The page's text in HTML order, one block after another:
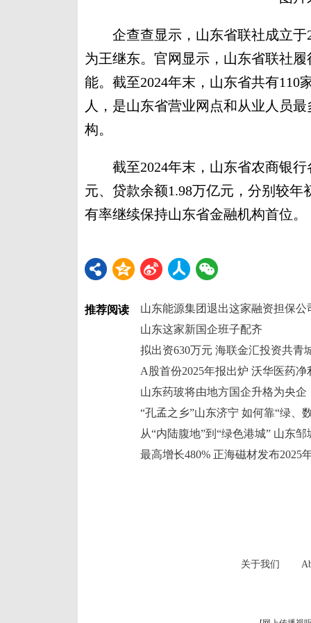
企查查显示，山东省联社成立于
为王继东。官网显示，山东省联社
能。截至2024年末，山东省共有110
人，是山东省营业网点和从业人员
构。
截至2024年末，山东省农商银行
元、贷款余额1.98万亿元，分别较年
有率继续保持山东省金融机构首位。
推荐阅读
山东能源集团退出这家融资担保公
山东这家新国企班子配齐
A股首份2025年报出炉 沃华医药净
山东药玻将由地方国企升格为央企
最高增长480% 正海磁材发布2025
关于我们